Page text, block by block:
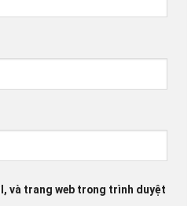
và trang web trong trình duyệt